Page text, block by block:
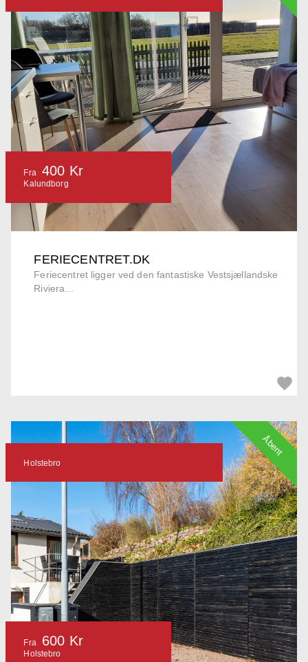
FERIECENTRET.DK
Feriecentret ligger ved den fantastiske Vestsjællandske
Riviera...
Fra 400 Kr
Kalundborg
Holstebro
Fra 600 Kr
Holstebro
Åbent